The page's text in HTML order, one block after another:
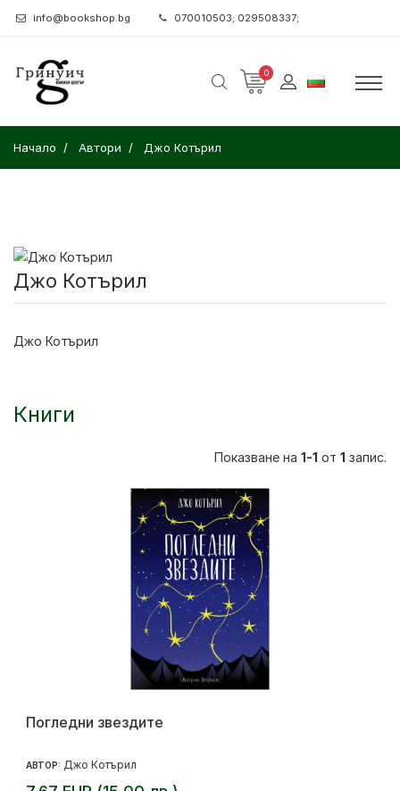
info@bookshop.bg 070010503; 029508337;
0
Начало Автори Джо Котърил
Джо Котърил
Джо Котърил
Книги
Показване на 1-1 от 1 запис.
Погледни звездите
АВТОР: Джо Котърил